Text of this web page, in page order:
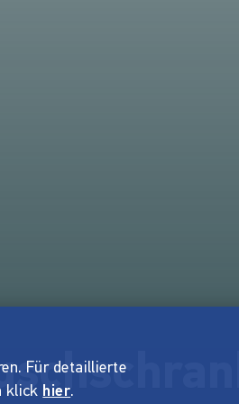
Für detaillierte
klick hier.